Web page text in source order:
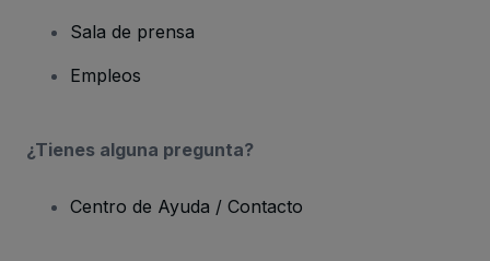
Sala de prensa
Empleos
¿Tienes alguna pregunta?
Centro de Ayuda / Contacto